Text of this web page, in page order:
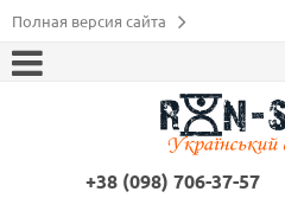
Полная версия сайта
+38 (098) 706-37-57